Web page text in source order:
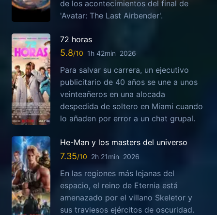
de los acontecimientos del final de
'Avatar: The Last Airbender'.
72 horas
5.8 1h 42min 2026
Para salvar su carrera, un ejecutivo
publicitario de 40 años se une a unos
veinteañeros en una alocada
despedida de soltero en Miami cuando
lo añaden por error a un chat grupal.
He-Man y los masters del universo
7.35 2h 21min 2026
En las regiones más lejanas del
espacio, el reino de Eternia está
amenazado por el villano Skeletor y
sus traviesos ejércitos de oscuridad.